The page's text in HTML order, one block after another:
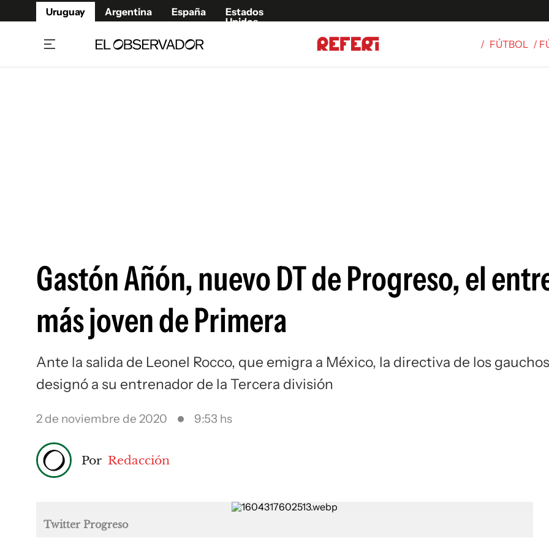
Uruguay Argentina España
Estados
Unidos
/ FÚTBOL /
Gastón Añón, nuevo DT de Progreso, el
más joven de Primera
Ante la salida de Leonel Rocco, que emigra a México, la directiva de los gauchos
designó a su entrenador de la Tercera división
2 de noviembre de 2020 9:53 hs
Por Redacción
Twitter Progreso